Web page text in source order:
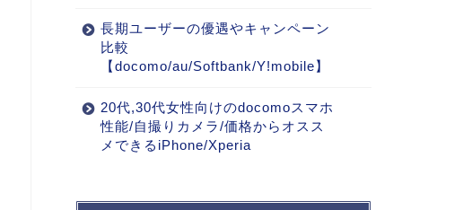
長期ユーザーの優遇やキャンペーン
比較
【docomo/au/Softbank/Y!mobile】
20代,30代女性向けのdocomoスマホ
性能/自撮りカメラ/価格からオスス
メできるiPhone/Xperia